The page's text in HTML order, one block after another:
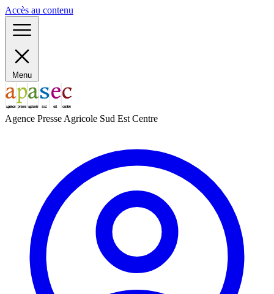
Accès au contenu
Menu
Agence Presse Agricole Sud Est Centre
Panneau de gestion des cookies